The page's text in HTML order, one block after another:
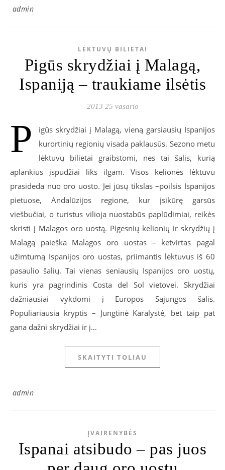
admin
LĖKTUVŲ BILIETAI
Pigūs skrydžiai į Malagą,
Ispaniją – traukiame ilsėtis
2013 25 vasario
P
igūs skrydžiai į Malagą, vieną garsiausių Ispanijos
kurortinių regionių visada paklausūs. Sezono metu
lėktuvų bilietai graibstomi, nes tai šalis, kurią
aplankius įspūdžiai liks ilgam. Visos kelionės lėktuvu
prasideda nuo oro uosto. Jei jūsų tikslas –poilsis Ispanijos
pietuose, Andalūzijos regione, kur įsikūrę garsūs
viešbučiai, o turistus vilioja nuostabūs paplūdimiai, reikės
skristi į Malagos oro uostą. Pigesnių kelionių ir skrydžių į
Malagą paieška Malagos oro uostas – ketvirtas pagal
užimtumą Ispanijos oro uostas, priimantis lėktuvus iš 60
pasaulio šalių. Tai vienas seniausių Ispanijos oro uostų,
kuris yra pagrindinis Costa del Sol vietovei. Skrydžiai
dažniausiai vykdomi į Europos Sąjungos šalis.
Populiariausia kryptis – Jungtinė Karalystė, bet taip pat
gana dažni skrydžiai ir į…
SKAITYTI TOLIAU
admin
ĮVAIRENYBĖS
Ispanai atsibudo – pas juos